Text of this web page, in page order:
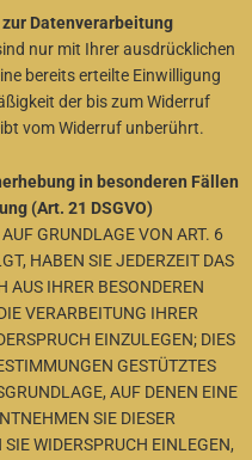
Datenverarbeitung
nur mit Ihrer ausdrücklichen
bereits erteilte Einwilligung
der bis zum Widerruf
vom Widerruf unberührt.
in besonderen Fällen
(Art. 21 DSGVO)
GRUNDLAGE VON ART. 6
HABEN SIE JEDERZEIT DAS
AUS IHRER BESONDEREN
VERARBEITUNG IHRER
EINZULEGEN; DIES
GESTÜTZTES
AUF DENEN EINE
SIE DIESER
WIDERSPRUCH EINLEGEN,